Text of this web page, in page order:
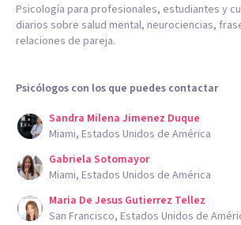
Psicología para profesionales, estudiantes y
diarios sobre salud mental, neurociencias,
relaciones de pareja.
Psicólogos con los que puedes contactar
Sandra Milena Jimenez Duque
Miami, Estados Unidos de América
Gabriela Sotomayor
Miami, Estados Unidos de América
Maria De Jesus Gutierrez Tellez
San Francisco, Estados Unidos de